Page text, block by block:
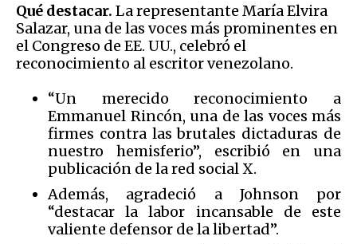
Qué destacar. La representante María Elvira
Salazar, una de las voces más prominentes en
el Congreso de EE. UU., celebró el
reconocimiento al escritor venezolano.
“Un merecido reconocimiento a
Emmanuel Rincón, una de las voces más
firmes contra las brutales dictaduras de
nuestro hemisferio”, escribió en una
publicación de la red social X.
Además, agradeció a Johnson por
“destacar la labor incansable de este
valiente defensor de la libertad”.